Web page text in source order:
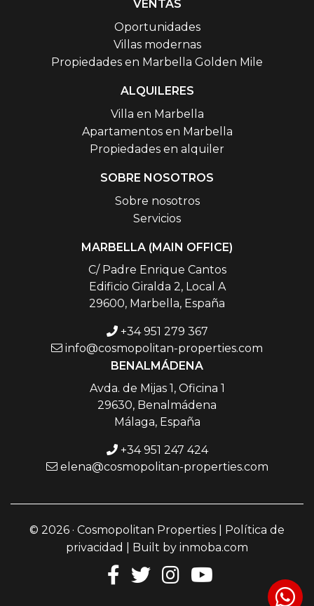
VENTAS
Oportunidades
Villas modernas
Propiedades en Marbella Golden Mile
ALQUILERES
Villa en Marbella
Apartamentos en Marbella
Propiedades en alquiler
SOBRE NOSOTROS
Sobre nosotros
Servicios
MARBELLA (MAIN OFFICE)
C/ Padre Enrique Cantos
Edificio Giralda 2, Local A
29600, Marbella, España
+34 951 279 367
info@cosmopolitan-properties.com
BENALMÁDENA
Avda. de Mijas 1, Oficina 1
29630, Benalmádena
Málaga, España
+34 951 247 424
elena@cosmopolitan-properties.com
© 2026 · Cosmopolitan Properties | Política de
privacidad
| Built by inmoba.com